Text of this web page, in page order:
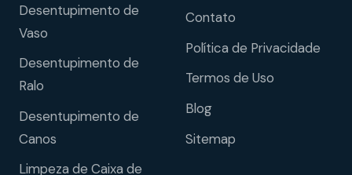
Desentupimento de
Vaso
Desentupimento de
Ralo
Desentupimento de
Canos
Limpeza de Caixa de
Contato
Política de Privacidade
Termos de Uso
Blog
Sitemap